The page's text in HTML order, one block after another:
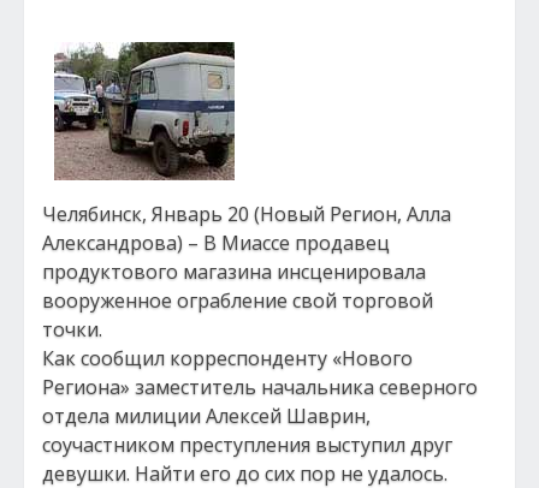
Челябинск, Январь 20 (Новый Регион, Алла
Александрова) – В Миассе продавец
продуктового магазина инсценировала
вооруженное ограбление свой торговой
точки.
Как сообщил корреспонденту «Нового
Региона» заместитель начальника северного
отдела милиции Алексей Шаврин,
соучастником преступления выступил друг
девушки. Найти его до сих пор не удалось.